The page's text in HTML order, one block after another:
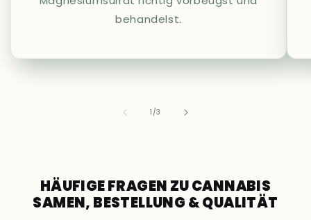
behandelst.
1 /von
3
HÄUFIGE FRAGEN ZU CANNABIS
SAMEN, BESTELLUNG & QUALITÄT